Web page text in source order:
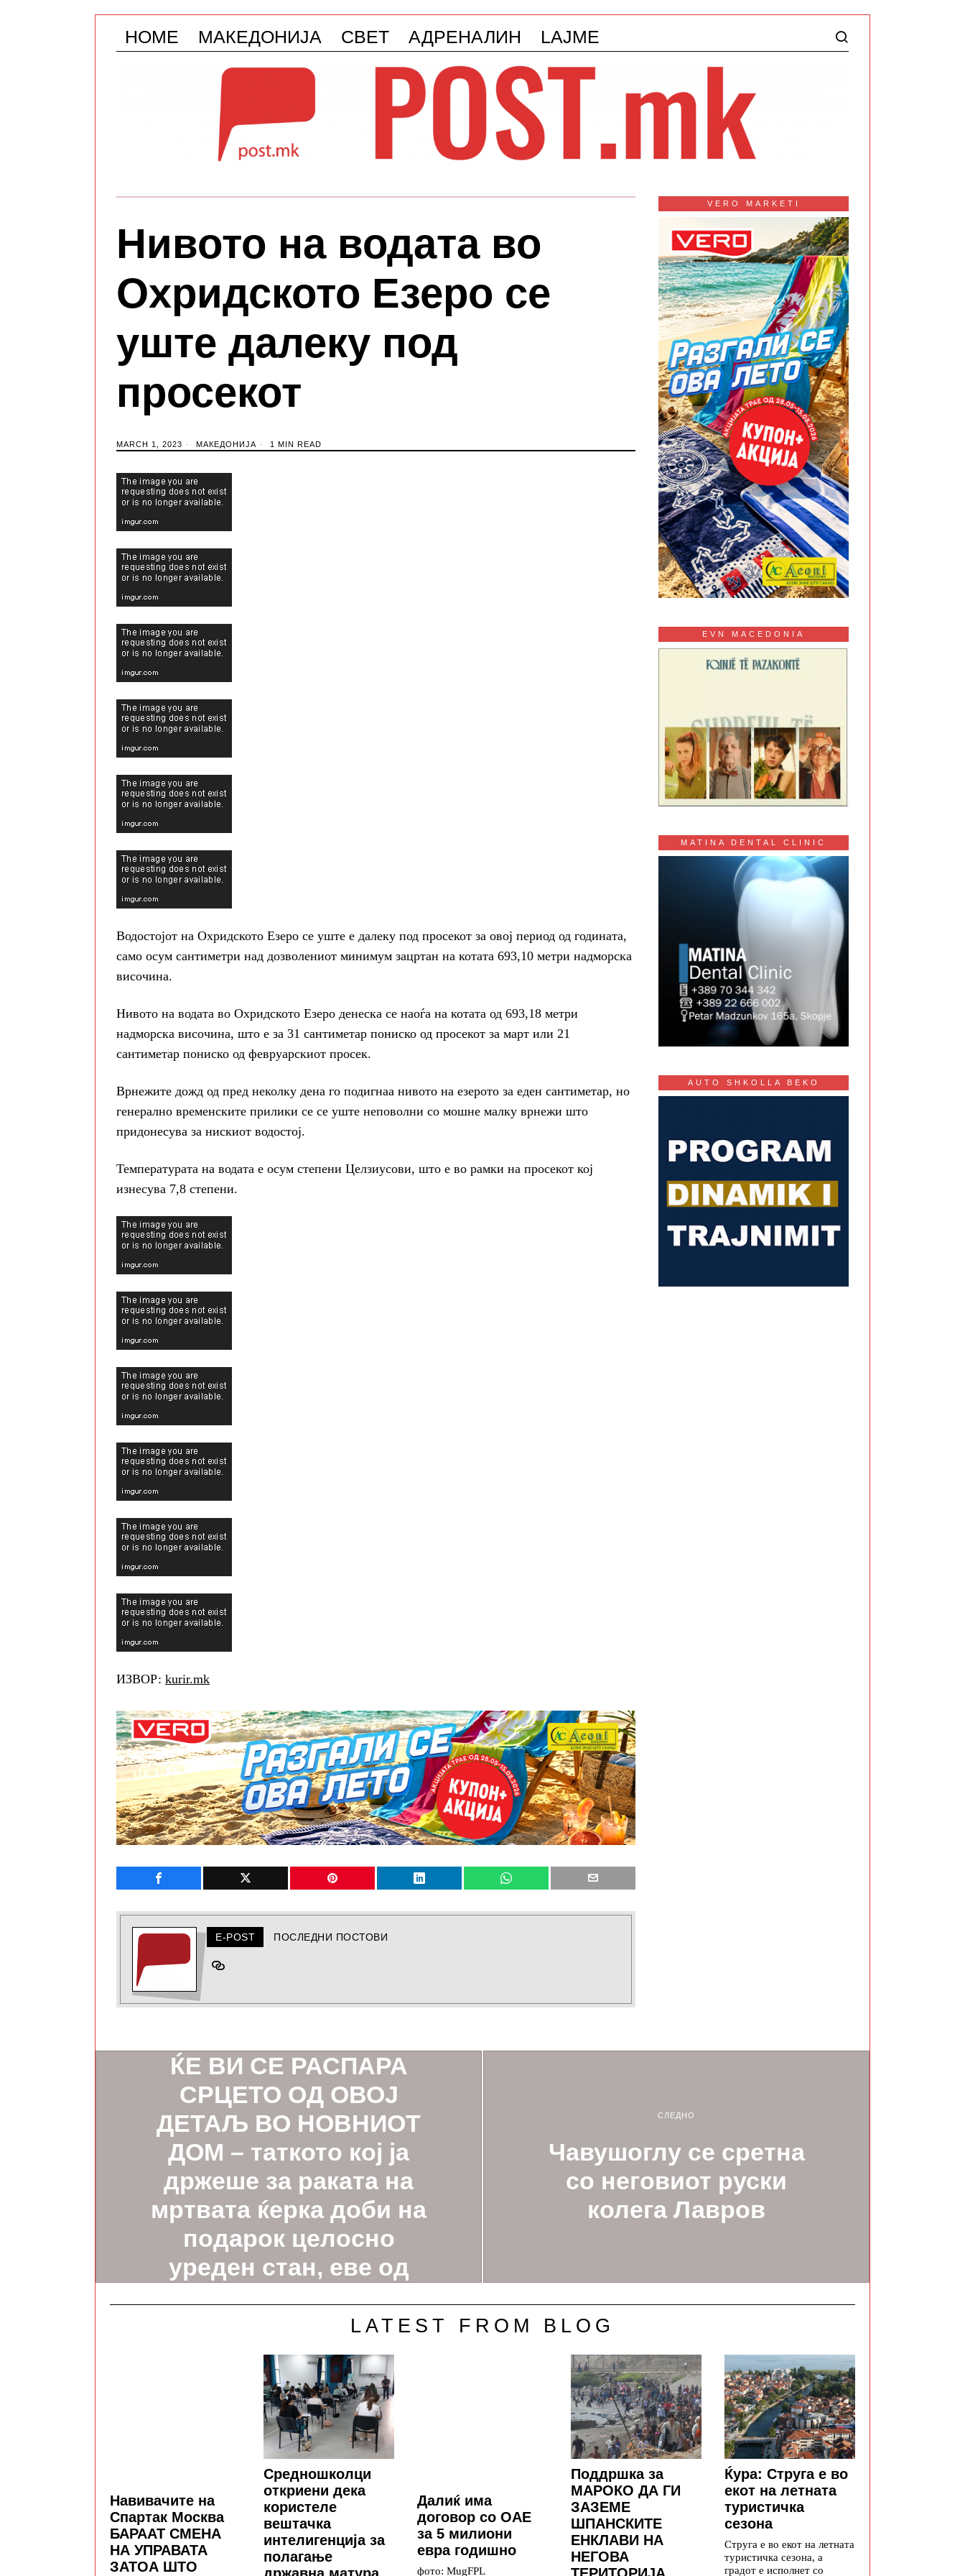
HOME МАКЕДОНИЈА СВЕТ АДРЕНАЛИН LAJME
Нивото на водата во
Охридското Езеро се
уште далеку под
просекот
MARCH 1, 2023 МАКЕДОНИЈА 1 MIN READ
Водостојот на Охридското Езеро се уште е далеку под просекот за овој период од годината,
само осум сантиметри над дозволениот минимум зацртан на котата 693,10 метри надморска
височина.
Нивото на водата во Охридското Езеро денеска се наоѓа на котата од 693,18 метри
надморска височина, што е за 31 сантиметар пониско од просекот за март или 21
сантиметар пониско од февруарскиот просек.
Врнежите дожд од пред неколку дена го подигнаа нивото на езерото за еден сантиметар, но
генерално временските прилики се се уште неповолни со мошне малку врнежи што
придонесува за нискиот водостој.
Температурата на водата е осум степени Целзиусови, што е во рамки на просекот кој
изнесува 7,8 степени.
ИЗВОР: kurir.mk
E-POST ПОСЛЕДНИ ПОСТОВИ
VERO MARKETI
EVN MACEDONIA
MATINA DENTAL CLINIC
AUTO SHKOLLA BEKO
ЌЕ ВИ СЕ РАСПАРА
СРЦЕТО ОД ОВОЈ
ДЕТАЉ ВО НОВНИОТ
ДОМ – таткото кој ја
држеше за раката на
мртвата ќерка доби на
подарок целосно
уреден стан, еве од
СЛЕДНО
Чавушоглу се сретна
со неговиот руски
колега Лавров
LATEST FROM BLOG
Навивачите на
Спартак Москва
БАРААТ СМЕНА
НА УПРАВАТА
ЗАТОА ШТО
Средношколци
откриени дека
користеле
вештачка
интелигенција за
полагање
Далиќ има
договор со ОАЕ
за 5 милиони
евра годишно
фото: MugFPL
Поддршка за
МАРОКО ДА ГИ
ЗАЗЕМЕ
ШПАНСКИТЕ
ЕНКЛАВИ НА
НЕГОВА
Ќура: Струга е во
екот на летната
туристичка
сезона
Струга е во екот на летната
туристичка сезона, а
градот е исполнет со